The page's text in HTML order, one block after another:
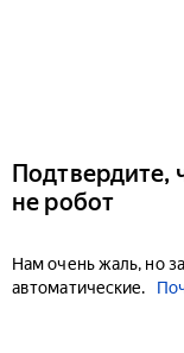
Подтвердите,
не робот
Нам очень жаль, но
автоматические.